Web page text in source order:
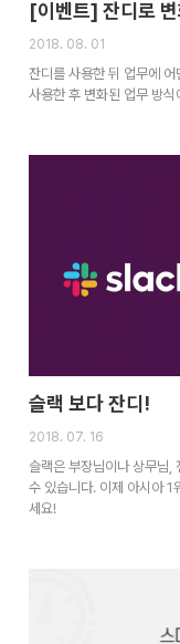
[이벤트] 잔디로
2018. 08. 01
잔디를 사용한 뒤 업무에
사용한 후 변화된 업무 방
슬랙 보다 잔디!
2018. 07. 16
슬랙은 부장님이나 상무님,
수 있습니다. 이제 아시아 1
세요!